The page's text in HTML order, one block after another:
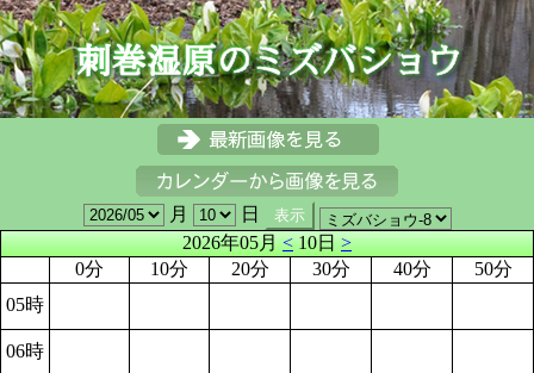
月
日
2026年05月<10日>
0分
10分 20分 30分 40分
50分
05時
06時